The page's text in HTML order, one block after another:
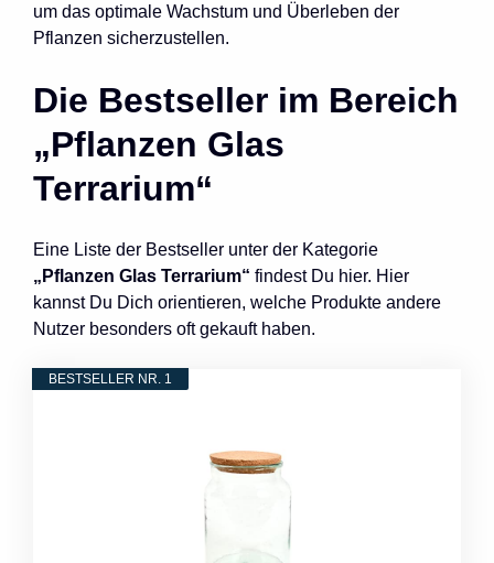
um das optimale Wachstum und Überleben der
Pflanzen sicherzustellen.
Die Bestseller im Bereich
„Pflanzen Glas
Terrarium“
Eine Liste der Bestseller unter der Kategorie
„Pflanzen Glas Terrarium“ findest Du hier. Hier
kannst Du Dich orientieren, welche Produkte andere
Nutzer besonders oft gekauft haben.
BESTSELLER NR. 1